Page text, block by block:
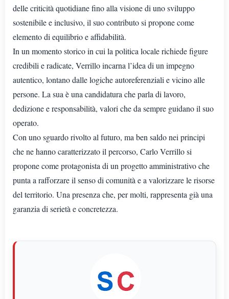
delle criticità quotidiane fino alla visione di uno sviluppo
sostenibile e inclusivo, il suo contributo si propone come
elemento di equilibrio e affidabilità.
In un momento storico in cui la politica locale richiede figure
credibili e radicate, Verrillo incarna l’idea di un impegno
autentico, lontano dalle logiche autoreferenziali e vicino alle
persone. La sua è una candidatura che parla di lavoro,
dedizione e responsabilità, valori che da sempre guidano il suo
operato.
Con uno sguardo rivolto al futuro, ma ben saldo nei principi
che ne hanno caratterizzato il percorso, Carlo Verrillo si
propone come protagonista di un progetto amministrativo che
punta a rafforzare il senso di comunità e a valorizzare le risorse
del territorio. Una presenza che, per molti, rappresenta già una
garanzia di serietà e concretezza.